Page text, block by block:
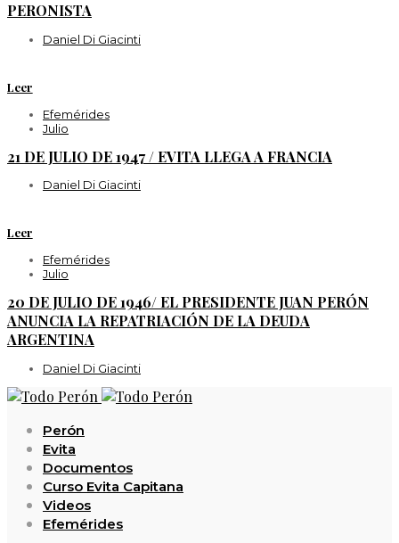
PERONISTA
Daniel Di Giacinti
Leer
Efemérides
Julio
21 DE JULIO DE 1947 / EVITA LLEGA A FRANCIA
Daniel Di Giacinti
Leer
Efemérides
Julio
20 DE JULIO DE 1946/ EL PRESIDENTE JUAN PERÓN
ANUNCIA LA REPATRIACIÓN DE LA DEUDA
ARGENTINA
Daniel Di Giacinti
Perón
Evita
Documentos
Curso Evita Capitana
Videos
Efemérides